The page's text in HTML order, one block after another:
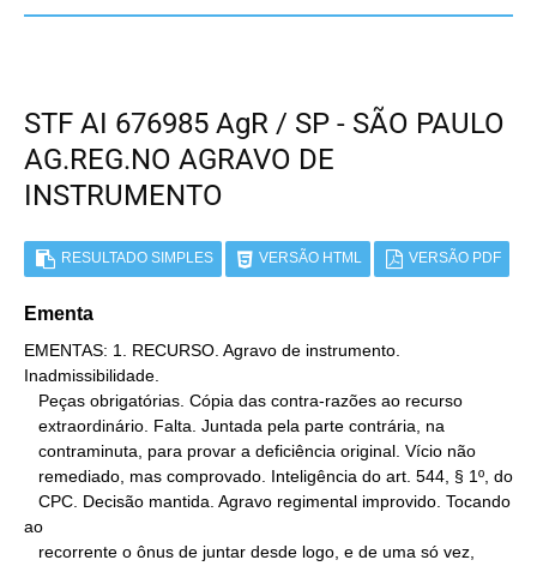
STF AI 676985 AgR / SP - SÃO PAULO
AG.REG.NO AGRAVO DE
INSTRUMENTO
RESULTADO SIMPLES VERSÃO HTML VERSÃO PDF
Ementa
EMENTAS: 1. RECURSO. Agravo de instrumento.
Inadmissibilidade.
ao